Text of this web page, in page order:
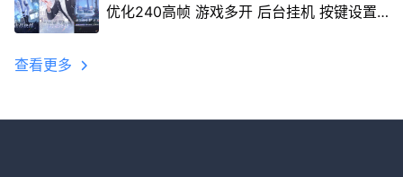
优化240高帧 游戏多开 后台挂机 按键设置
查看更多